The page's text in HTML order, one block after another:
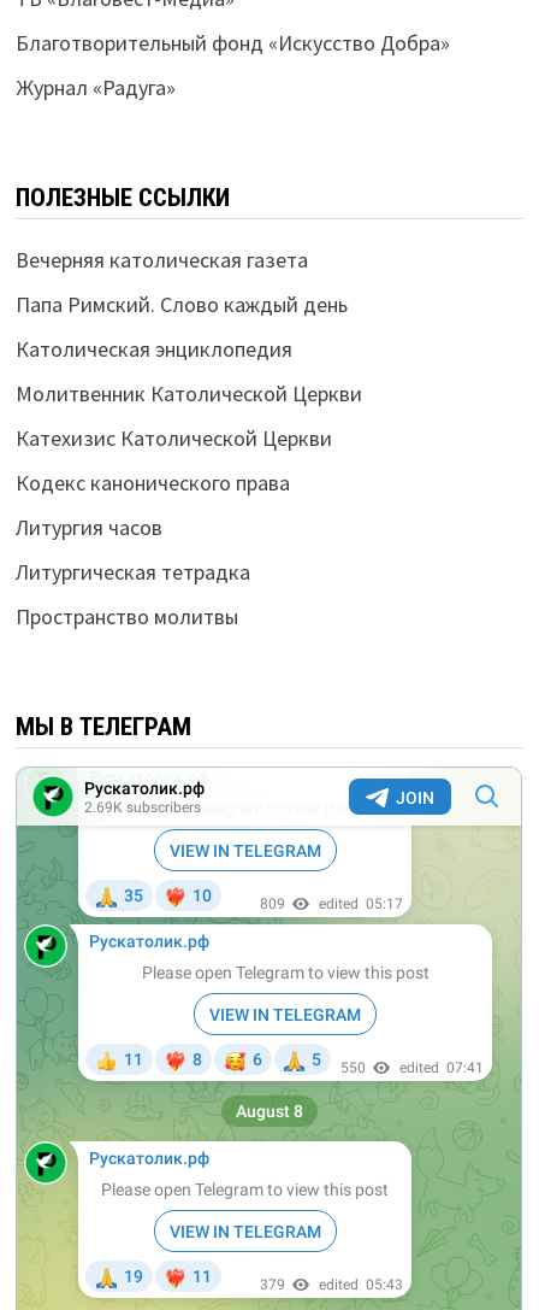
Благотворительный фонд «Искусство Добра»
Журнал «Радуга»
ПОЛЕЗНЫЕ ССЫЛКИ
Вечерняя католическая газета
Папа Римский. Слово каждый день
Католическая энциклопедия
Молитвенник Католической Церкви
Катехизис Католической Церкви
Кодекс канонического права
Литургия часов
Литургическая тетрадка
Пространство молитвы
МЫ В ТЕЛЕГРАМ